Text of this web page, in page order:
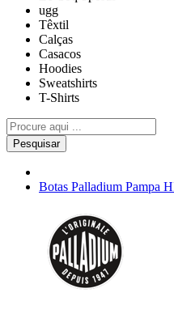
ugg
Têxtil
Calças
Casacos
Hoodies
Sweatshirts
T-Shirts
Pesquisar
Botas Palladium Pampa